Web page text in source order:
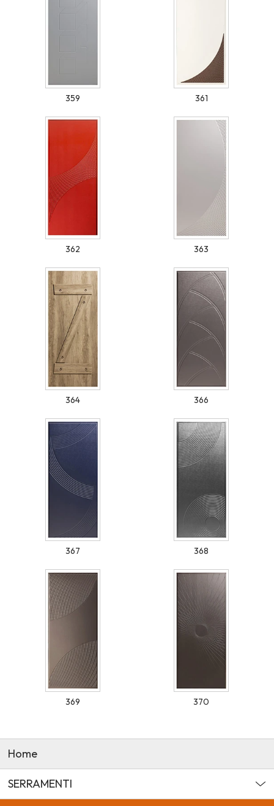
359 361
362 363
364 366
367 368
369 370
Home
SERRAMENTI